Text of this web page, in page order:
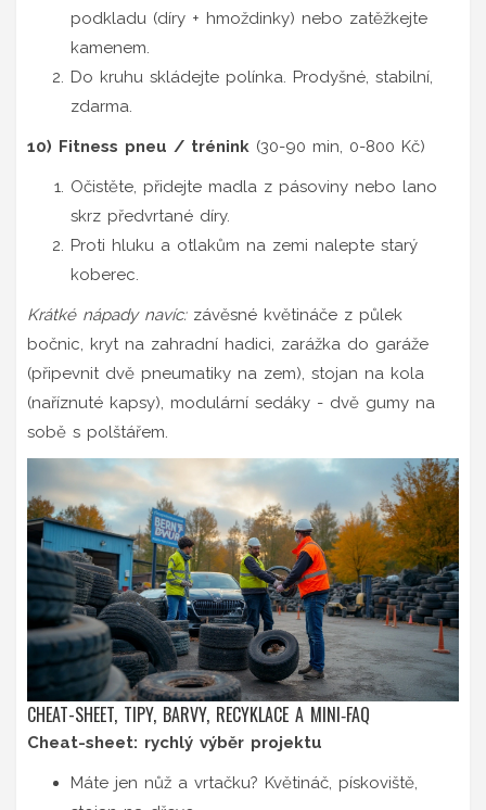
podkladu (díry + hmoždinky) nebo zatěžkejte
kamenem.
Do kruhu skládejte polínka. Prodyšné, stabilní,
zdarma.
10) Fitness pneu / trénink (30-90 min, 0-800 Kč)
Očistěte, přidejte madla z pásoviny nebo lano
skrz předvrtané díry.
Proti hluku a otlakům na zemi nalepte starý
koberec.
Krátké nápady navíc:závěsné květináče z půlek
bočnic, kryt na zahradní hadici, zarážka do garáže
(připevnit dvě pneumatiky na zem), stojan na kola
(naříznuté kapsy), modulární sedáky - dvě gumy na
sobě s polštářem.
CHEAT-SHEET, TIPY, BARVY, RECYKLACE A MINI‑FAQ
Cheat-sheet: rychlý výběr projektu
Máte jen nůž a vrtačku? Květináč, pískoviště,